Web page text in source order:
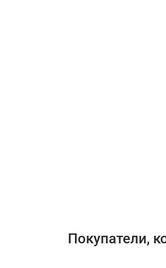
Покупатели,